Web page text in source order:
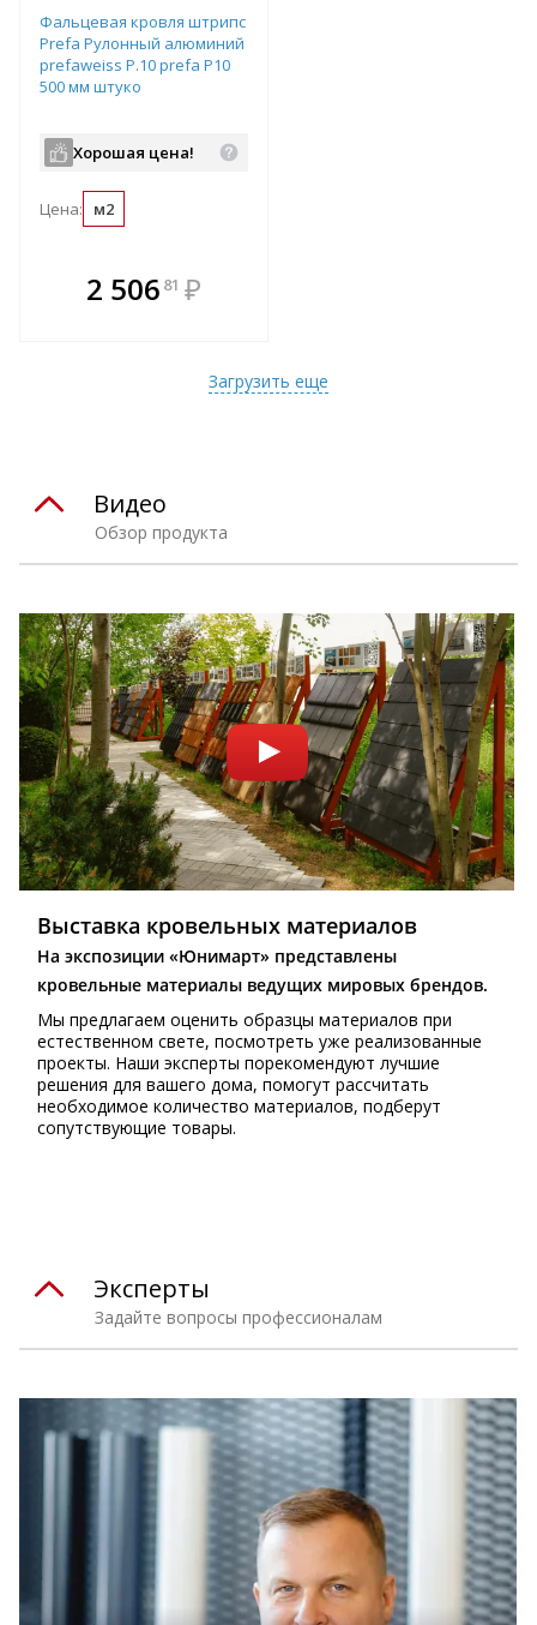
Фальцевая кровля штрипс
Prefa Рулонный алюминий
prefaweiss P.10 prefa P10
500 мм штуко
Хорошая цена!
Цена: м2
2 506 81 ₽
Загрузить еще
Обзор продукта
Видео
Выставка кровельных материалов
На экспозиции «Юнимарт» представлены
кровельные материалы ведущих мировых брендов.
Мы предлагаем оценить образцы материалов при
естественном свете, посмотреть уже реализованные
проекты. Наши эксперты порекомендуют лучшие
решения для вашего дома, помогут рассчитать
необходимое количество материалов, подберут
сопутствующие товары.
Задайте вопросы профессионалам
Эксперты